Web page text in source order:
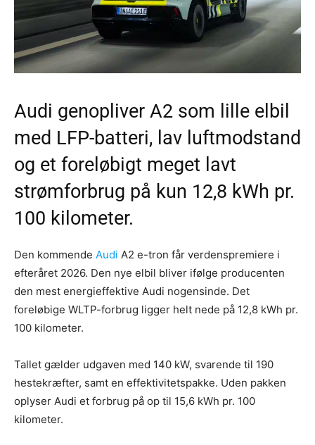
Audi genopliver A2 som lille elbil
med LFP-batteri, lav luftmodstand
og et foreløbigt meget lavt
strømforbrug på kun 12,8 kWh pr.
100 kilometer.
Den kommende Audi A2 e-tron får verdenspremiere i
efteråret 2026. Den nye elbil bliver ifølge producenten
den mest energieffektive Audi nogensinde. Det
foreløbige WLTP-forbrug ligger helt nede på 12,8 kWh pr.
100 kilometer.
Tallet gælder udgaven med 140 kW, svarende til 190
hestekræfter, samt en effektivitetspakke. Uden pakken
oplyser Audi et forbrug på op til 15,6 kWh pr. 100
kilometer.